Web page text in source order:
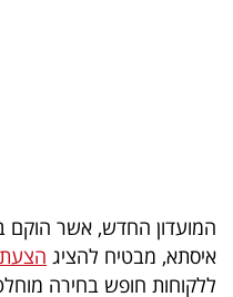
5
המילון
המועדון החדש, אשר הוקם
איסתא, מבטיח להציג
ללקוחות חופש בחירה